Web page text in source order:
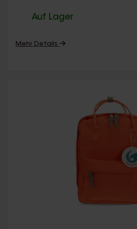
Auf Lager
Mehr Details